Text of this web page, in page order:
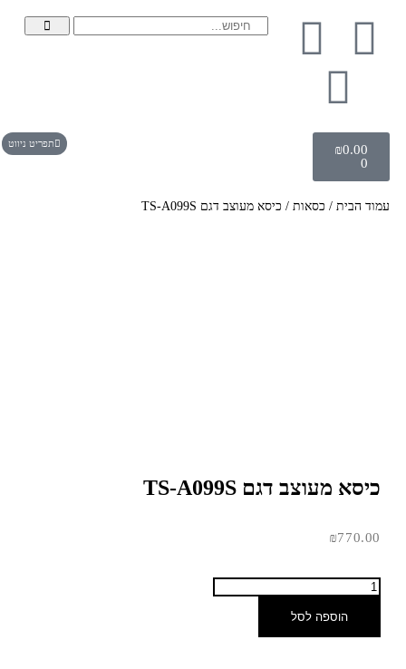
₪0.00
תפריט ניווט
עמוד הבית/ כסאות/ כיסא מעוצב דגם TS-A099S
כיסא מעוצב דגם TS-A099S
₪770.00
הוספה לסל